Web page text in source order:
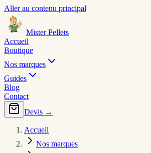
Aller au contenu principal
Mister Pellets
Accueil
Boutique
Nos marques
Guides
Blog
Contact
Devis →
Accueil
Nos marques